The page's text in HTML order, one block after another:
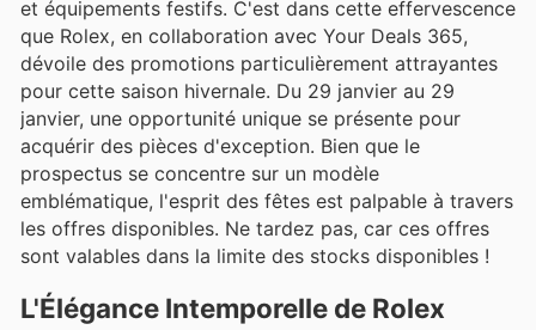
et équipements festifs. C'est dans cette effervescence
que Rolex, en collaboration avec Your Deals 365,
dévoile des promotions particulièrement attrayantes
pour cette saison hivernale. Du 29 janvier au 29
janvier, une opportunité unique se présente pour
acquérir des pièces d'exception. Bien que le
prospectus se concentre sur un modèle
emblématique, l'esprit des fêtes est palpable à travers
les offres disponibles. Ne tardez pas, car ces offres
sont valables dans la limite des stocks disponibles !
L'Élégance Intemporelle de Rolex